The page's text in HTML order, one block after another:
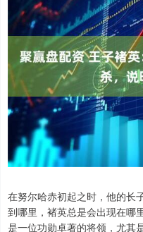
在努尔哈赤初起之时，他的长
到哪里，褚英总是会出现在哪
是一位功勋卓著的将领，尤其